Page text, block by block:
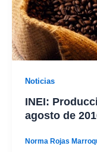
Noticias
INEI:
agosto de
Norma Rojas